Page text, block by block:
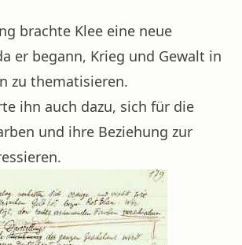
brachte Klee eine neue
er begann, Krieg und Gewalt in
zu thematisieren.
ihn auch dazu, sich für die
und ihre Beziehung zur